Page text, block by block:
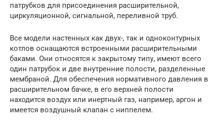
патрубков для присоединения расширительной,
циркуляционной, сигнальной, переливной труб.
Все модели настенных как двух-, так и одноконтурных
котлов оснащаются встроенными расширительными
баками. Они относятся к закрытому типу, имеют всего
один патрубок и две внутренние полости, разделенные
мембраной. Для обеспечения нормативного давления в
расширительном бачке, в его верхней полости
находится воздух или инертный газ, например, аргон и
имеется воздушный клапан с ниппелем.